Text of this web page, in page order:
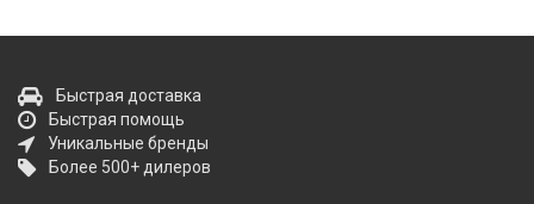
Быстрая доставка
Быстрая помощь
Уникальные бренды
Более 500+ дилеров